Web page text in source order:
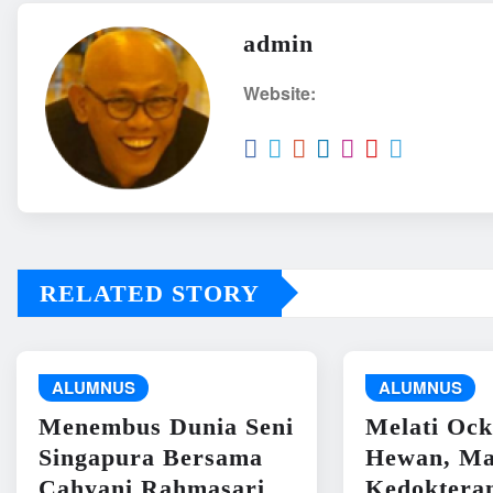
admin
Website:
RELATED STORY
ALUMNUS
Menembus Dunia Seni
Singapura Bersama
ALUMNUS
Melati
Hewan,